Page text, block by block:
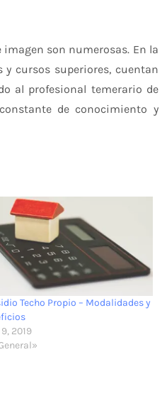
son numerosas. En la
y cursos superiores, cuentan
al profesional temerario de
de conocimiento y
Techo Propio – Modalidades y
2019